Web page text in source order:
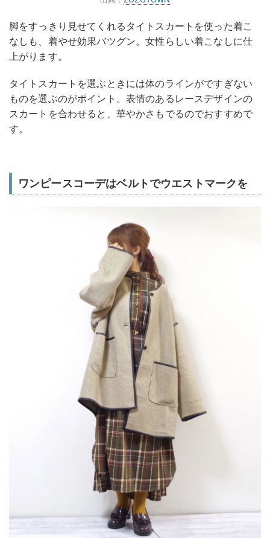
脚をすっきり見せてくれるタイトスカートを使った着こ
なしも、着やせ効果バツグン。女性らしい着こなしに仕
上がります。
タイトスカートを選ぶときには体のラインがですぎない
ものを選ぶのがポイント。表情のあるレースデザインの
スカートを合わせると、華やかさもでるのでおすすめで
す。
ワンピースコーデはベルトでウエストマークを